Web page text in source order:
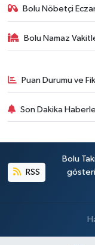
Bolu Nöbetçi
Bolu Namaz
Puan Durumu ve
Son Dakika
RSS
Bolu